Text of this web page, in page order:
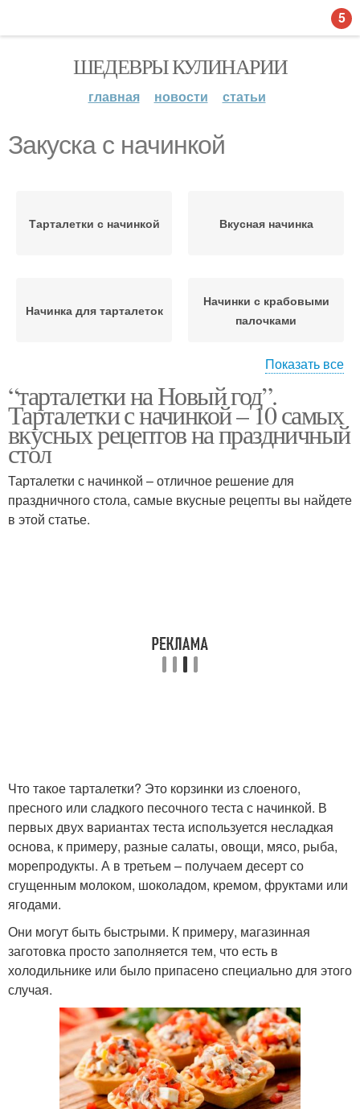
ШЕДЕВРЫ КУЛИНАРИИ
главная новости статьи
Закуска с начинкой
Тарталетки с начинкой Вкусная начинка
Начинка для тарталеток
Начинки с крабовыми
палочками
Вкусная закуска Начинки для тарталеток
Закуски в тарталетках Закуска в тарталетках
Показать все
“тарталетки на Новый год”.
Тарталетки с начинкой – 10 самых
вкусных рецептов на праздничный
стол
Тарталетки с начинкой – отличное решение для
праздничного стола, самые вкусные рецепты вы найдете
в этой статье.
Что такое тарталетки? Это корзинки из слоеного,
пресного или сладкого песочного теста с начинкой. В
первых двух вариантах теста используется несладкая
основа, к примеру, разные салаты, овощи, мясо, рыба,
морепродукты. А в третьем – получаем десерт со
сгущенным молоком, шоколадом, кремом, фруктами или
ягодами.
Они могут быть быстрыми. К примеру, магазинная
заготовка просто заполняется тем, что есть в
холодильнике или было припасено специально для этого
случая.
5